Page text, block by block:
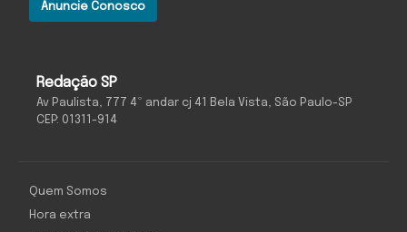
Redação SP
Av Paulista, 777 4º andar cj 41 Bela Vista, São Paulo-SP
CEP: 01311-914
Anuncie Conosco
Quem Somos
Hora extra